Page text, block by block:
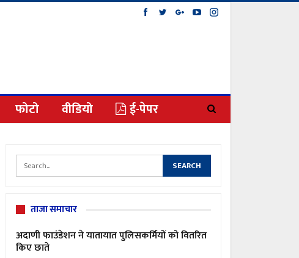
फोटो वीडियो ई-पेपर
ताजा समाचार
अदाणी फाउंडेशन ने यातायात पुलिसकर्मियों को वितरित
किए छाते